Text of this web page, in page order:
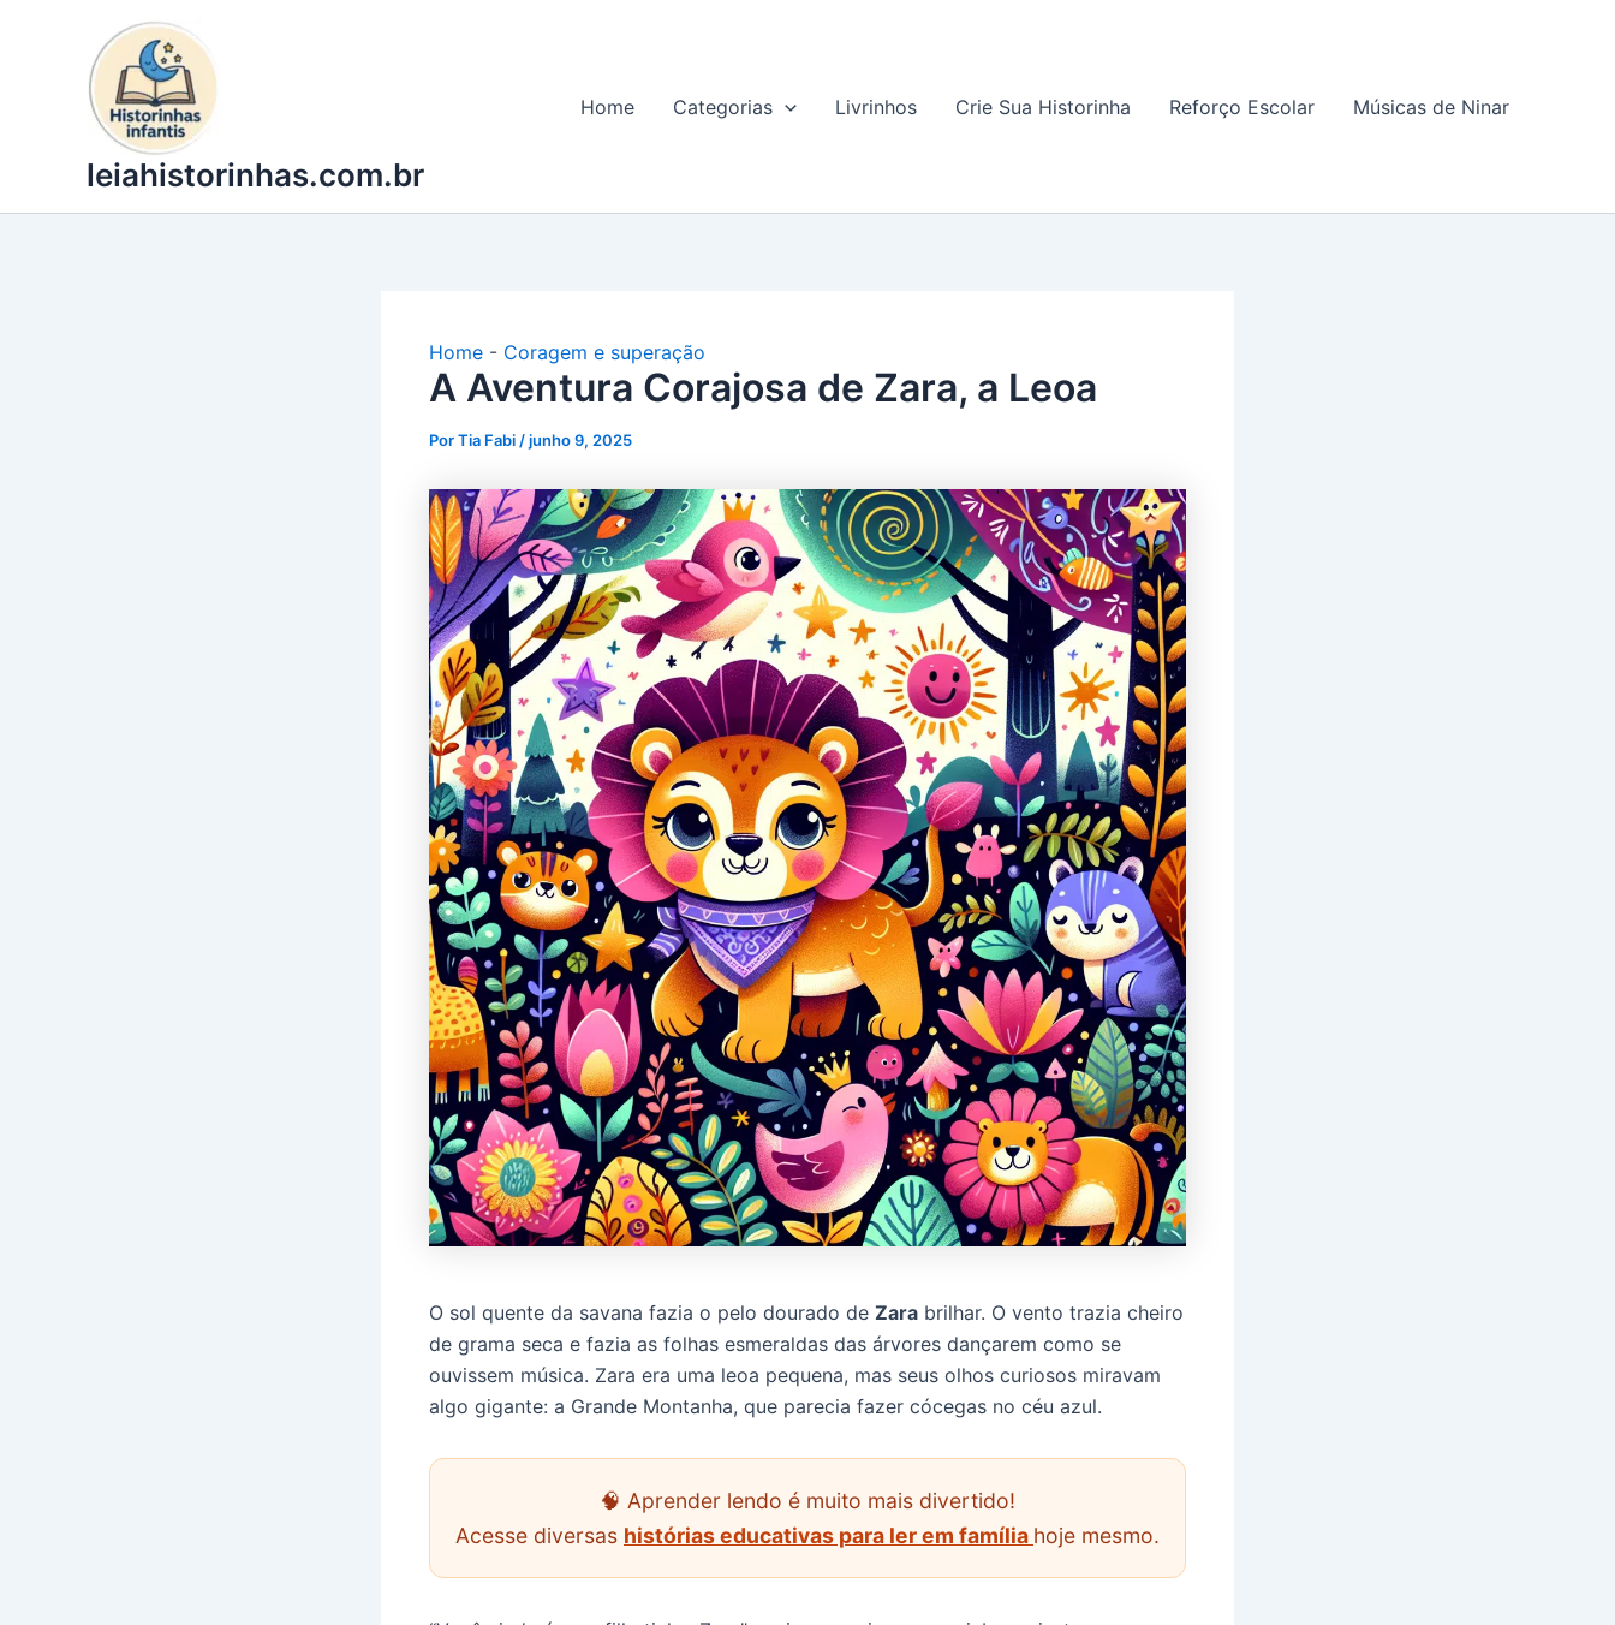
leiahistorinhas.com.br
Home Categorias Livrinhos Crie Sua Historinha Reforço Escolar Músicas de Ninar
Home - Coragem e superação
A Aventura Corajosa de Zara, a Leoa
PorTia Fabi /junho 9, 2025
O sol quente da savana fazia o pelo dourado de Zara brilhar. O vento trazia cheiro
de grama seca e fazia as folhas esmeraldas das árvores dançarem como se
ouvissem música. Zara era uma leoa pequena, mas seus olhos curiosos miravam
algo gigante: a Grande Montanha, que parecia fazer cócegas no céu azul.
🧠 Aprender lendo é muito mais divertido!
Acesse diversas histórias educativas para ler em família hoje mesmo.